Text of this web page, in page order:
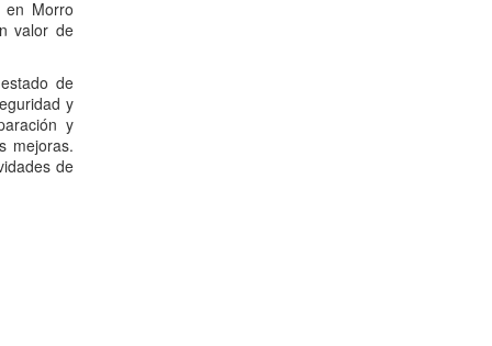
en Morro
valor de
de
y
y
mejoras.
de